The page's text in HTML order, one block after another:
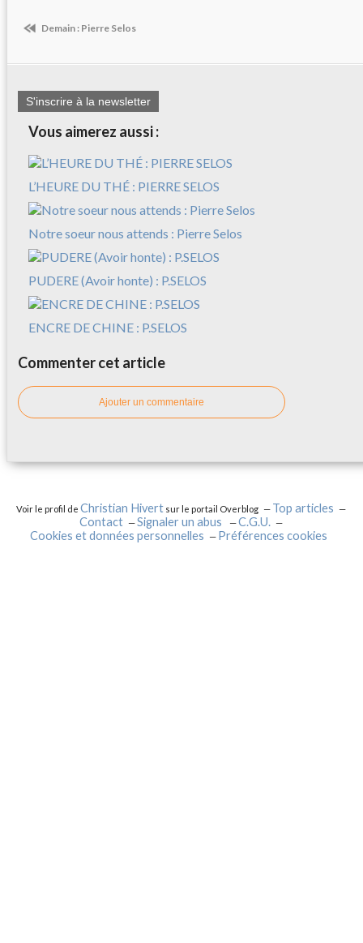
Demain : Pierre Selos
S'inscrire à la newsletter
Vous aimerez aussi :
L’HEURE DU THÉ : PIERRE SELOS
Notre soeur nous attends : Pierre Selos
PUDERE (Avoir honte) : P.SELOS
ENCRE DE CHINE : P.SELOS
Commenter cet article
Ajouter un commentaire
Voir le profil deChristian Hivert sur le portail Overblog
Top articles
Contact
Signaler un abus
C.G.U.
Cookies et données personnelles
Préférences cookies